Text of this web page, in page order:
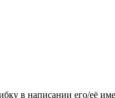
в написании его/её